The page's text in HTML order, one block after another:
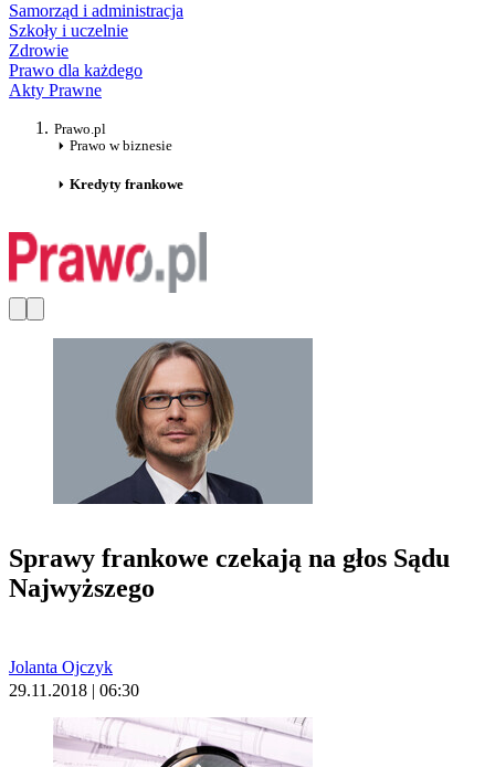
Samorząd i administracja
Szkoły i uczelnie
Zdrowie
Prawo dla każdego
Akty Prawne
Prawo.pl
Prawo w biznesie
Kredyty frankowe
Sprawy frankowe czekają na głos Sądu
Najwyższego
Jolanta Ojczyk
29.11.2018 | 06:30